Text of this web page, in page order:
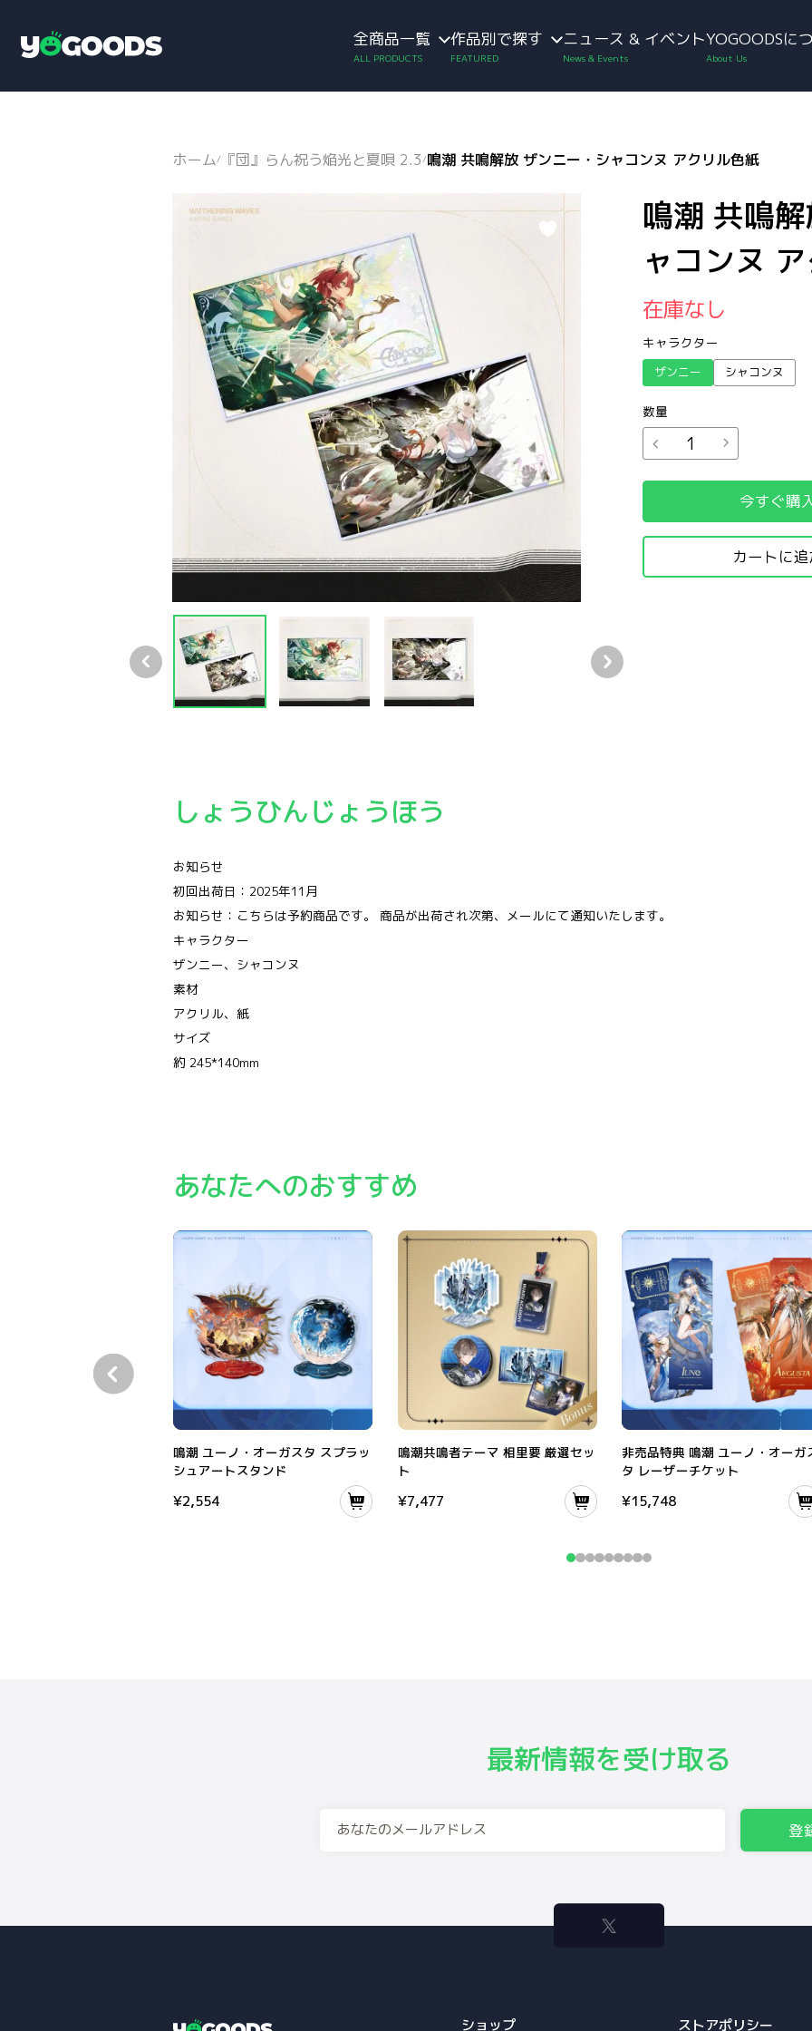
全商品一覧 作品別で探す ニュース & イベントYOGOODSに
ホーム/ 『団』らん祝う焔光と夏唄 2.3/鳴潮 共鳴解放 ザンニー・シャコンヌ アクリル色紙
鳴潮 共鳴
ャコンヌ
在庫なし
キャラクター
ザンニー シャコンヌ
数量
今すぐ購
カートに
しょうひんじょうほう
お知らせ
初回出荷日：2025年11月
お知らせ：こちらは予約商品です。 商品が出荷され次第、メールにて通知いたします。
キャラクター
ザンニー、シャコンヌ
素材
アクリル、紙
サイズ
約 245*140mm
あなたへのおすすめ
鳴潮 ユーノ・オーガスタ スプラッ
シュアートスタンド
¥2,554
鳴潮共鳴者テーマ 相里要 厳選セッ
ト
¥7,477
非売品特典 鳴潮 ユーノ・オーガ
タ レーザーチケット
¥15,748
最新情報を受け取る
登
ショップ ストアポリシー